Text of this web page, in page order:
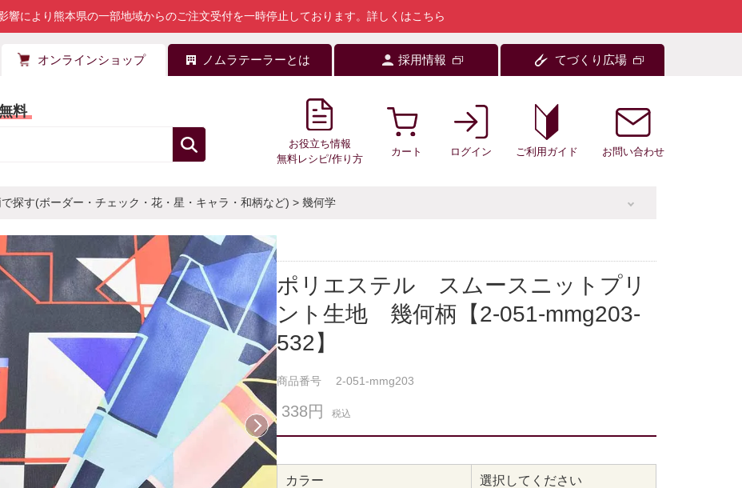
響により熊本県の一部地域からのご注文受付を一時停止しております。 詳しくはこちら
オンラインショップ ノムラテーラーとは 採用情報 てづくり広場
料
お役立ち情報
無料レシピ/作り方
カート ログイン ご利用ガイド お問い合わせ
探す(ボーダー・チェック・花・星・キャラ・和柄など) > 幾何学
次へ
ポリエステル スムースニットプリ
ント生地 幾何柄【2-051-mmg203-
532】
商品番号 2-051-mmg203
338円 税込
カラー 選択してください